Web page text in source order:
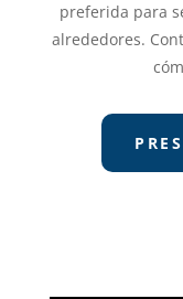
preferida para
alrededores.